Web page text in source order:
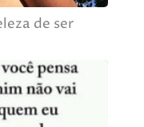
de ser